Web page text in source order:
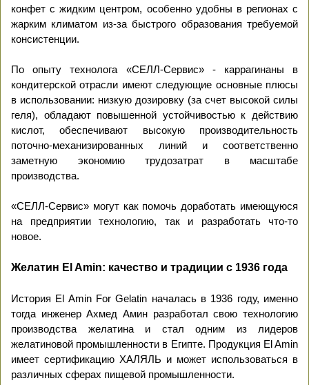
конфет с жидким центром, особенно удобны в регионах с
жарким климатом из-за быстрого образования требуемой
консистенции.
По опыту технолога «СЕЛЛ-Сервис» - каррагинаны в
кондитерской отрасли имеют следующие основные плюсы
в использовании: низкую дозировку (за счет высокой силы
геля), обладают повышенной устойчивостью к действию
кислот, обеспечивают высокую производительность
поточно-механизированных линий и соответственно
заметную экономию трудозатрат в масштабе
производства.
«СЕЛЛ-Сервис» могут как помочь доработать имеющуюся
на предприятии технологию, так и разработать что-то
новое.
Желатин El Amin: качество и традиции с 1936 года
История El Amin For Gelatin началась в 1936 году, именно
тогда инженер Ахмед Амин разработал свою технологию
производства желатина и стал одним из лидеров
желатиновой промышленности в Египте. Продукция El Amin
имеет сертификацию ХАЛЯЛЬ и может использоваться в
различных сферах пищевой промышленности.